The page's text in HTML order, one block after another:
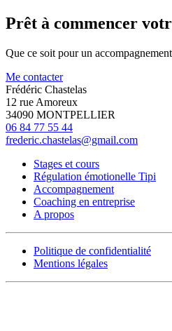
Prêt à commencer
Que ce soit pour un
Me contacter
Frédéric Chastelas
12 rue Amoreux
34090 MONTPELLIER
06 84 77 55 44
frederic.chastelas@gmail.com
Stages et cours
Régulation émotionelle Tipi
Accompagnement
Coaching en entreprise
A propos
Politique de confidentialité
Mentions légales